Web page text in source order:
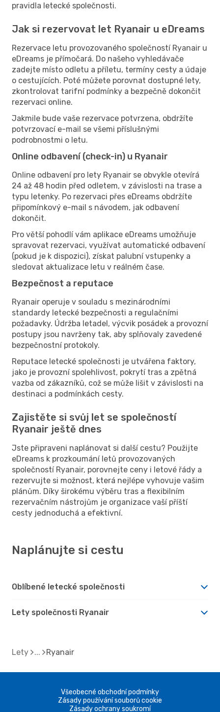
pravidla letecké společnosti.
Jak si rezervovat let Ryanair u eDreams
Rezervace letu provozovaného společností Ryanair u
eDreams je přímočará. Do našeho vyhledávače
zadejte místo odletu a příletu, termíny cesty a údaje
o cestujících. Poté můžete porovnat dostupné lety,
zkontrolovat tarifní podmínky a bezpečně dokončit
rezervaci online.
Jakmile bude vaše rezervace potvrzena, obdržíte
potvrzovací e-mail se všemi příslušnými
podrobnostmi o letu.
Online odbavení (check-in) u Ryanair
Online odbavení pro lety Ryanair se obvykle otevírá
24 až 48 hodin před odletem, v závislosti na trase a
typu letenky. Po rezervaci přes eDreams obdržíte
připomínkový e-mail s návodem, jak odbavení
dokončit.
Pro větší pohodlí vám aplikace eDreams umožňuje
spravovat rezervaci, využívat automatické odbavení
(pokud je k dispozici), získat palubní vstupenky a
sledovat aktualizace letu v reálném čase.
Bezpečnost a reputace
Ryanair operuje v souladu s mezinárodními
standardy letecké bezpečnosti a regulačními
požadavky. Údržba letadel, výcvik posádek a provozní
postupy jsou navrženy tak, aby splňovaly zavedené
bezpečnostní protokoly.
Reputace letecké společnosti je utvářena faktory,
jako je provozní spolehlivost, pokrytí tras a zpětná
vazba od zákazníků, což se může lišit v závislosti na
destinaci a podmínkách cesty.
Zajistěte si svůj let se společností
Ryanair ještě dnes
Jste připraveni naplánovat si další cestu? Použijte
eDreams k prozkoumání letů provozovaných
společností Ryanair, porovnejte ceny i letové řády a
rezervujte si možnost, která nejlépe vyhovuje vašim
plánům. Díky širokému výběru tras a flexibilním
rezervačním nástrojům je organizace vaší příští
cesty jednoduchá a efektivní.
Naplánujte si cestu
Oblíbené letecké společnosti
Lety společnosti Ryanair
Lety Ryanair
Všeobecné obchodní podmínky
Zásady používání souborů cookie
Zásady ochrany soukromí